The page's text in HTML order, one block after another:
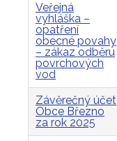
Veřejná
vyhláška –
opatření
obecné povahy
– zákaz odběru
povrchových
vod
Závěrečný účet
Obce Březno
za rok 2025